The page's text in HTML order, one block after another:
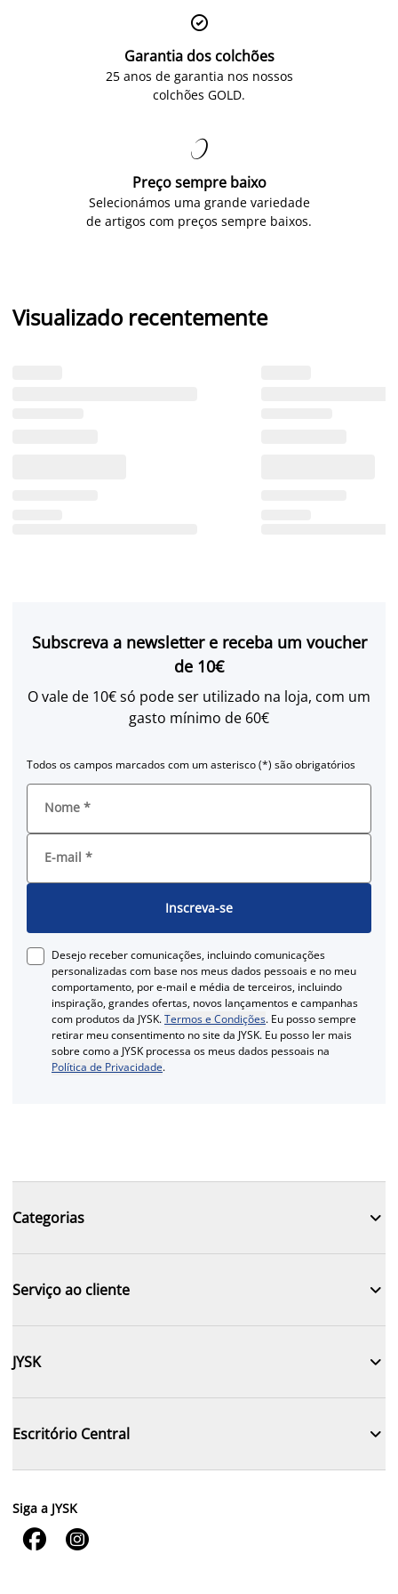

Garantia dos colchões
25 anos de garantia nos nossos
colchões GOLD.

Preço sempre baixo
Selecionámos uma grande variedade
de artigos com preços sempre baixos.
Visualizado recentemente
Subscreva a newsletter e receba um voucher
de 10€
O vale de 10€ só pode ser utilizado na loja, com um
gasto mínimo de 60€
Todos os campos marcados com um asterisco (*) são obrigatórios
Nome *
E-mail *
Inscreva-se
Desejo receber comunicações, incluindo comunicações
personalizadas com base nos meus dados pessoais e no meu
comportamento, por e-mail e média de terceiros, incluindo
inspiração, grandes ofertas, novos lançamentos e campanhas
com produtos da JYSK.Termos e Condições. Eu posso sempre
retirar meu consentimento no site da JYSK. Eu posso ler mais
sobre como a JYSK processa os meus dados pessoais na
Política de Privacidade.
Categorias 
Serviço ao cliente 
JYSK 
Escritório Central 
Siga a JYSK
 